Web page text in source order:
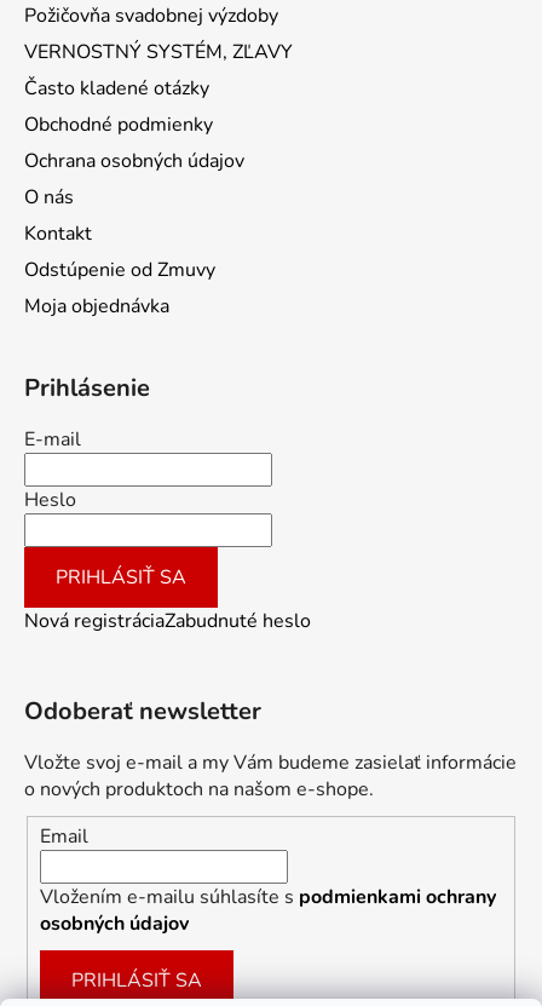
Požičovňa svadobnej výzdoby
VERNOSTNÝ SYSTÉM, ZĽAVY
Často kladené otázky
Obchodné podmienky
Ochrana osobných údajov
O nás
Kontakt
Odstúpenie od Zmuvy
Moja objednávka
Prihlásenie
E-mail
Heslo
PRIHLÁSIŤ SA
Nová registráciaZabudnuté heslo
Odoberať newsletter
Vložte svoj e-mail a my Vám budeme zasielať informácie
o nových produktoch na našom e-shope.
Email
Vložením e-mailu súhlasíte s podmienkami ochrany
osobných údajov
PRIHLÁSIŤ SA